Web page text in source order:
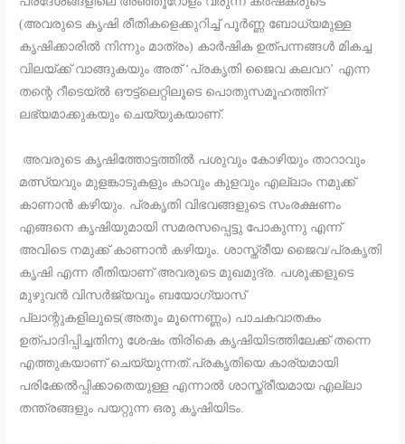
(അവരുടെ കൃഷി രീതികളെക്കുറിച്ച് പൂർണ്ണ ബോധ്യമുള്ള
കൃഷിക്കാരിൽ നിന്നും മാത്രം) കാർഷിക ഉത്പന്നങ്ങൾ മികച്ച
വിലയ്ക്ക് വാങ്ങുകയും അത് ‘പ്രകൃതി ജൈവ കലവറ’ എന്ന
തന്റെ റീടെയ്ൽ ഔട്ട്ലെറ്റിലൂടെ പൊതുസമൂഹത്തിന്
ലഭ്യമാക്കുകയും ചെയ്യുകയാണ്.
അവരുടെ കൃഷിത്തോട്ടത്തിൽ പശുവും കോഴിയും താറാവും
മത്സ്യവും മുളങ്കാടുകളും കാവും കുളവും എല്ലാം നമുക്ക്
കാണാൻ കഴിയും. പ്രകൃതി വിഭവങ്ങളുടെ സംരക്ഷണം
എങ്ങനെ കൃഷിയുമായി സമരസപ്പെട്ടു പോകുന്നു എന്ന്
അവിടെ നമുക്ക് കാണാൻ കഴിയും. ശാസ്ത്രീയ ജൈവ/പ്രകൃതി
കൃഷി എന്ന രീതിയാണ് അവരുടെ മുഖമുദ്ര. പശുക്കളുടെ
മുഴുവൻ വിസർജ്യവും ബയോഗ്യാസ്
പ്ലാന്റുകളിലൂടെ(അതും മൂന്നെണ്ണം) പാചകവാതകം
ഉത്പാദിപ്പിച്ചതിനു ശേഷം തിരികെ കൃഷിയിടത്തിലേക്ക് തന്നെ
എത്തുകയാണ് ചെയ്യുന്നത്.പ്രകൃതിയെ കാര്യമായി
പരിക്കേൽപ്പിക്കാതെയുള്ള എന്നാൽ ശാസ്ത്രീയമായ എല്ലാ
തന്ത്രങ്ങളും പയറ്റുന്ന ഒരു കൃഷിയിടം.